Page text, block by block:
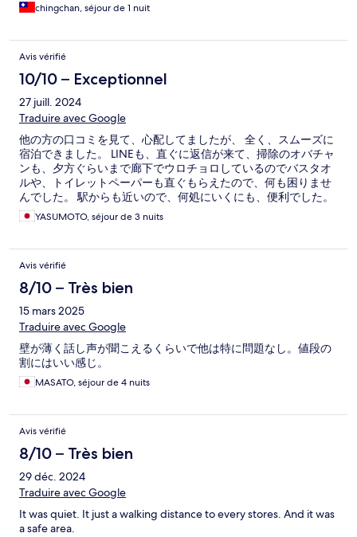
chingchan, séjour de 1 nuit
Avis vérifié
10/10 – Exceptionnel
27 juill. 2024
Traduire avec Google
他の方の口コミを見て、心配してましたが、 全く、スムーズに
宿泊できました。 LINEも、直ぐに返信が来て、掃除のオバチャ
ンも、夕方ぐらいまで廊下でウロチョロしているのでバスタオ
ルや、トイレットペーパーも直ぐもらえたので、何も困りませ
んでした。 駅からも近いので、何処にいくにも、便利でした。
YASUMOTO, séjour de 3 nuits
Avis vérifié
8/10 – Très bien
15 mars 2025
Traduire avec Google
壁が薄く話し声が聞こえるくらいで他は特に問題なし。値段の
割にはいい感じ。
MASATO, séjour de 4 nuits
Avis vérifié
8/10 – Très bien
29 déc. 2024
Traduire avec Google
It was quiet. It just a walking distance to every stores. And it was
a safe area.